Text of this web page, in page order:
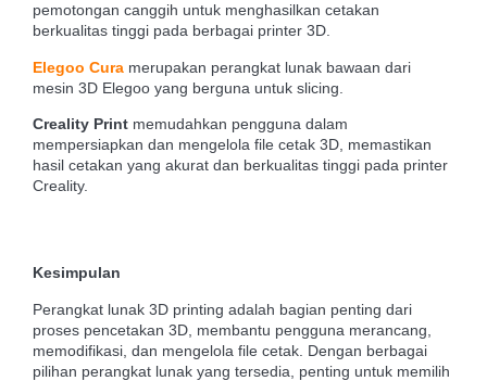
pemotongan canggih untuk menghasilkan cetakan
berkualitas tinggi pada berbagai printer 3D.
Elegoo Cura merupakan perangkat lunak bawaan dari
mesin 3D Elegoo yang berguna untuk slicing.
Creality Print memudahkan pengguna dalam
mempersiapkan dan mengelola file cetak 3D, memastikan
hasil cetakan yang akurat dan berkualitas tinggi pada printer
Creality.
Kesimpulan
Perangkat lunak 3D printing adalah bagian penting dari
proses pencetakan 3D, membantu pengguna merancang,
memodifikasi, dan mengelola file cetak. Dengan berbagai
pilihan perangkat lunak yang tersedia, penting untuk memilih